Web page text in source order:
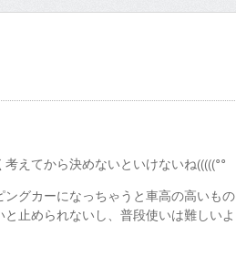
えてから決めないといけないね(((((°°
グカーになっちゃうと車高の高いもの
止められないし、普段使いは難しいよ